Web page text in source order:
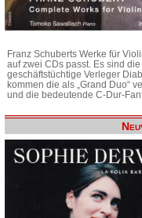
Franz Schuberts Werke für
auf zwei CDs passt. Es sind
geschäftstüchtige Verleger
kommen die als „Grand Duo“
und die bedeutende C-Dur-